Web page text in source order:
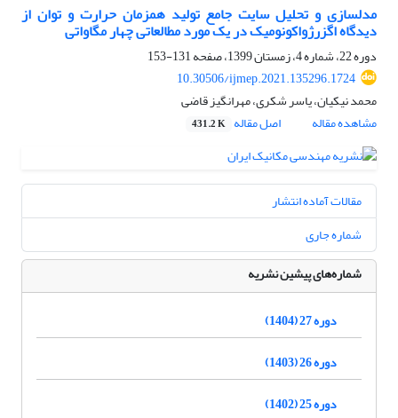
مدلسازی و تحلیل سایت جامع تولید همزمان حرارت و توان از
دیدگاه اگزرژواکونومیک در یک مورد مطالعاتی چهار مگاواتی
دوره 22، شماره 4، زمستان 1399، صفحه
131-153
10.30506/ijmep.2021.135296.1724
محمد نیکیان، یاسر شکری، مهرانگیز قاضی
مشاهده مقاله
اصل مقاله 431.2 K
مقالات آماده انتشار
شماره جاری
شماره‌های پیشین نشریه
دوره 27 (1404)
دوره 26 (1403)
دوره 25 (1402)